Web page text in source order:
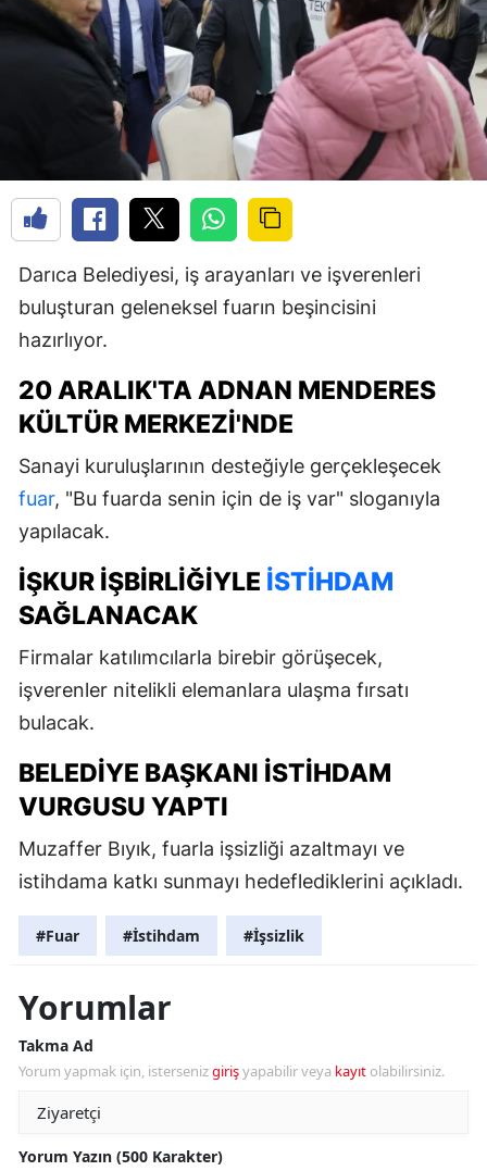
Darıca Belediyesi, iş arayanları ve işverenleri
buluşturan geleneksel fuarın beşincisini
hazırlıyor.
20 ARALIK'TA ADNAN MENDERES
KÜLTÜR MERKEZI'NDE
Sanayi kuruluşlarının desteğiyle gerçekleşecek
fuar, "Bu fuarda senin için de iş var" sloganıyla
yapılacak.
İŞKUR IŞBIRLIĞIYLE ISTIHDAM
SAĞLANACAK
Firmalar katılımcılarla birebir görüşecek,
işverenler nitelikli elemanlara ulaşma fırsatı
bulacak.
BELEDIYE BAŞKANI ISTIHDAM
VURGUSU YAPTI
Muzaffer Bıyık, fuarla işsizliği azaltmayı ve
istihdama katkı sunmayı hedeflediklerini açıkladı.
#Fuar #İstihdam #İşsizlik
Yorumlar
Takma Ad
Yorum yapmak için, istersenizgirişyapabilir veya kayıt olabilirsiniz.
Yorum Yazın (500 Karakter)